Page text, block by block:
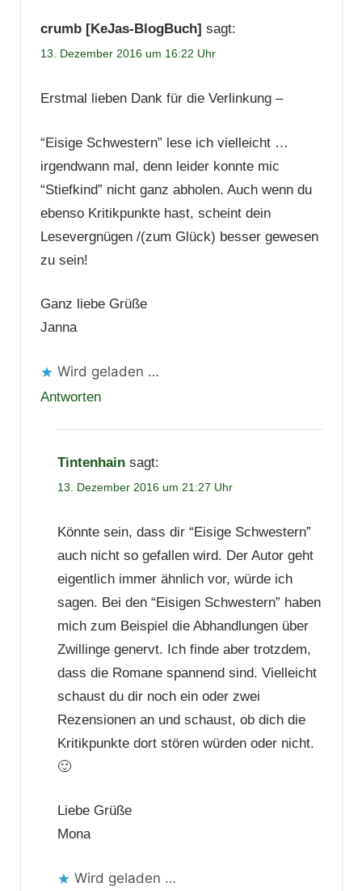
crumb [KeJas-BlogBuch] sagt:
13. Dezember 2016 um 16:22 Uhr
Erstmal lieben Dank für die Verlinkung –
“Eisige Schwestern” lese ich vielleicht …
irgendwann mal, denn leider konnte mic
“Stiefkind” nicht ganz abholen. Auch wenn du
ebenso Kritikpunkte hast, scheint dein
Lesevergnügen /(zum Glück) besser gewesen
zu sein!
Ganz liebe Grüße
Janna
Wird geladen …
Antworten
Tintenhain sagt:
13. Dezember 2016 um 21:27 Uhr
Könnte sein, dass dir “Eisige Schwestern”
auch nicht so gefallen wird. Der Autor geht
eigentlich immer ähnlich vor, würde ich
sagen. Bei den “Eisigen Schwestern” haben
mich zum Beispiel die Abhandlungen über
Zwillinge genervt. Ich finde aber trotzdem,
dass die Romane spannend sind. Vielleicht
schaust du dir noch ein oder zwei
Rezensionen an und schaust, ob dich die
Kritikpunkte dort stören würden oder nicht.
🙂
Liebe Grüße
Mona
Wird geladen …